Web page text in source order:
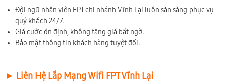
Đội ngũ nhân viên FPT chi nhánh Vĩnh Lại luôn sẵn sàng phục vụ
quý khách 24/7.
Giá cước ổn định, không tăng giá bất ngờ.
Bảo mật thông tin khách hàng tuyệt đối.
► Liên Hệ Lắp Mạng Wifi FPT Vĩnh Lại